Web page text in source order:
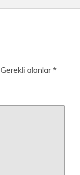
Gerekli alanlar*